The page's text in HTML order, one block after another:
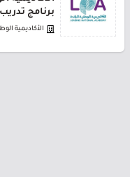
برنامج
الأكاديمية